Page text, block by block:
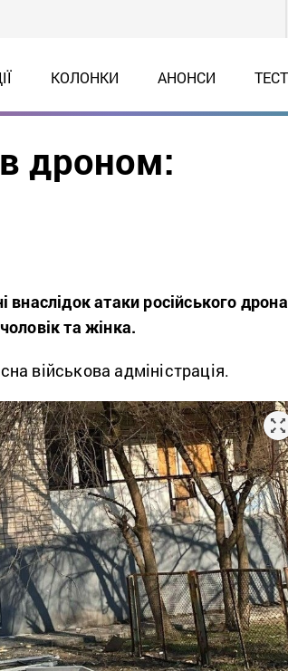
КОЛОНКИ АНОНСИ
дроном:
атаки російського дрона
та жінка.
військова адміністрація.